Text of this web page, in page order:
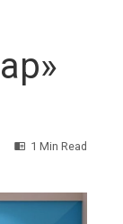
1 Min Read